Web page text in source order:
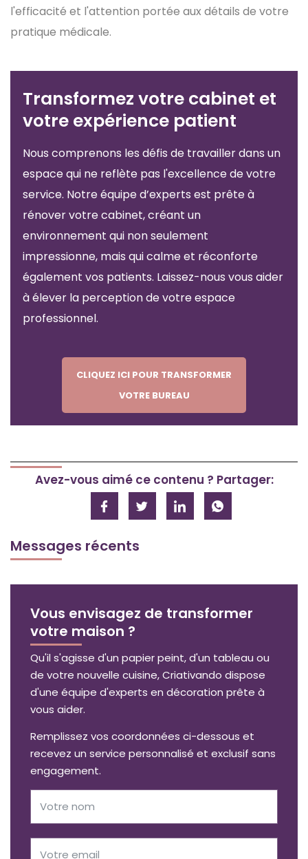
l'efficacité et l'attention portée aux détails de votre
pratique médicale.
Transformez votre cabinet et
votre expérience patient
Nous comprenons les défis de travailler dans un
espace qui ne reflète pas l'excellence de votre
service. Notre équipe d’experts est prête à
rénover votre cabinet, créant un
environnement qui non seulement
impressionne, mais qui calme et réconforte
également vos patients. Laissez-nous vous aider
à élever la perception de votre espace
professionnel.
CLIQUEZ ICI POUR TRANSFORMER
VOTRE BUREAU
Avez-vous aimé ce contenu ? Partager:
Messages récents
Vous envisagez de transformer
votre maison ?
Qu'il s'agisse d'un papier peint, d'un tableau ou
de votre nouvelle cuisine, Criativando dispose
d'une équipe d'experts en décoration prête à
vous aider.
Remplissez vos coordonnées ci-dessous et
recevez un service personnalisé et exclusif sans
engagement.